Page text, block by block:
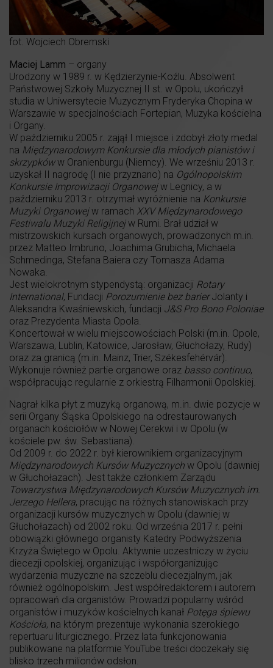
fot. Wojciech Obremski
Maciej Lamm – organy
Urodzony w 1989 r. w Kędzierzynie-Koźlu. Absolwent
Państwowej Szkoły Muzycznej II st. w Opolu, ukończył
studia w Uniwersytecie Muzycznym Fryderyka Chopina w
Warszawie w specjalnościach Fortepian, Muzyka kościelna
i Organy.
W październiku 2005 r. zajął I miejsce i zdobył złoty medal
na Międzynarodowym Konkursie dla młodych pianistów i
skrzypkóww Oranienburgu (Niemcy). We wrześniu 2013 r.
uzyskał II nagrodę (I nie przyznano) na Ogólnopolskim
Konkursie Improwizacji Organowejw Legnicy, a w
październiku 2013 r. otrzymał wyróżnienie na Konkursie
Muzyki Organowejw ramach XXV Międzynarodowego
Festiwalu Muzyki Religijnejw Rumi. Brał udział w
mistrzowskich kursach organowych, prowadzonych m.in.
przez Matteo Imbruno, Joachima Grubicha, Michaela
Schmedinga, Stefana Baiera czy Tomasza Adama
Nowaka.
Jest wielokrotnym stypendystą: organizacji Rotary
International, Fundacji Porozumienie bez barierJolanty i
Aleksandra Kwaśniewskich, fundacji J&S Pro Bono Poloniae
oraz Prezydenta Miasta Opola.
Koncertował w wielu miejscowościach Polski (m.in. Opole,
Warszawa, Lublin, Katowice, Jarosław, Głuchołazy, Rudy)
oraz za granicą (m.in. Mainz, Trier, Székesfehérvár).
Wykonuje również partie organowe oraz basso continuo,
współpracując regularnie z orkiestrą Filharmonii Opolskiej.
Nagrał kilka płyt z muzyką organową, m.in. dwie pozycje w
serii Organy Śląska Opolskiego na odrestaurowanych
organach kościołów w Nowej Cerekwi i w Opolu (w
kościele pw. św. Sebastiana).
Od 2009 r. do 2022 r. był kierownikiem organizacyjnym
Międzynarodowych Kursów Muzycznych w Opolu (dawniej
w Głuchołazach). Jest także członkiem Zarządu
Towarzystwa Międzynarodowych Kursów Muzycznych im.
Jerzego Hellera, pracując na różnych stanowiskach przy
organizacji kursów muzycznych w Opolu (dawniej w
Głuchołazach) od 2002 roku. Od września 2017 r. pełni
obowiązki głównego organisty Katedry Podwyższenia
Krzyża Świętego w Opolu. Aktywnie uczestniczy w życiu
diecezji opolskiej, organizując i współorganizując
wydarzenia muzyczne na szczeblu diecezjalnym, jak
również ogólnopolskim. Jest współredaktorem i autorem
opracowań dla organistów. Prowadzi popularny wśród
organistów i muzyków kościelnych kanał Potęga śpiewu
Kościoła, na którym prezentuje wykonania szerokiego
repertuaru liturgicznego. Przez lata funkcjonowania
publikowane na platformie YouTube treści doczekały się
blisko trzech milionów odsłon.